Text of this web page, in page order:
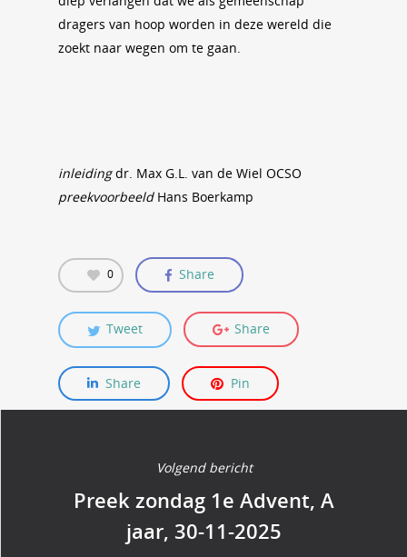
dragers van hoop worden in deze wereld die
zoekt naar wegen om te gaan.
inleidingdr. Max G.L. van de Wiel OCSO
preekvoorbeeldHans Boerkamp
0 Share
Tweet Share
Share Pin
Volgend bericht
Preek zondag 1e Advent, A
jaar, 30-11-2025